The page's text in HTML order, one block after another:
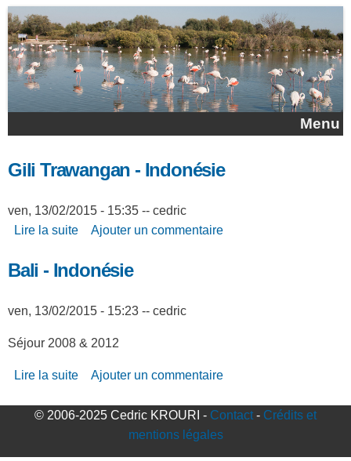
Aller au contenu principal
Menu
Gili Trawangan - Indonésie
ven, 13/02/2015 - 15:35 -- cedric
Lire la suite de Gili Trawangan - Indonésie
Ajouter un commentaire
Bali - Indonésie
ven, 13/02/2015 - 15:23 -- cedric
Séjour 2008 & 2012
Lire la suite de Bali - Indonésie
Ajouter un commentaire
© 2006-2025 Cedric KROURI - Contact - Crédits et
mentions légales